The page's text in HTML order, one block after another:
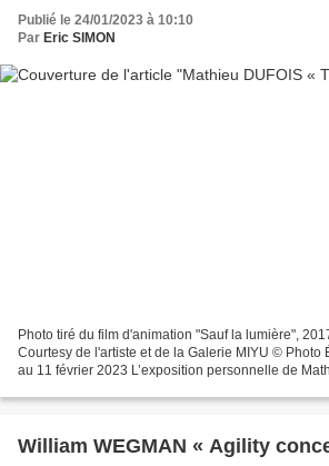
Publié le 24/01/2023 à 10:10
Par Eric SIMON
Photo tiré du film d'animation "Sauf la lumière",
Courtesy de l'artiste et de la Galerie MIYU © Photo
au 11 février 2023 L’exposition personnelle de
William WEGMAN « Agility